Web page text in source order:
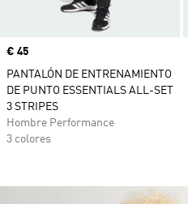
Precio
€ 45
PANTALÓN DE ENTRENAMIENTO
DE PUNTO ESSENTIALS ALL-SET
3 STRIPES
Hombre Performance
3 colores